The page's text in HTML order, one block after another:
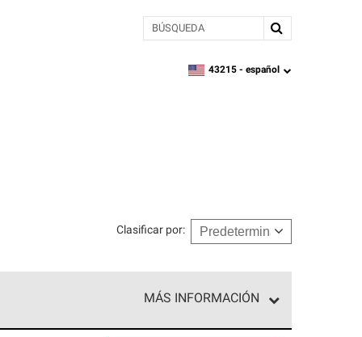
BÚSQUEDA
zipcode,language
43215 - español
Clasificar por:
MÁS INFORMACIÓN